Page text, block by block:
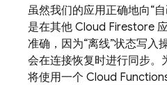
虽然我们的应用正确地向“
是在其他 Cloud Firestore
准确，因为“离线”状态写入
会在连接恢复时进行同步。
将使用一个 Cloud